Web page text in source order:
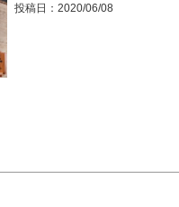
投稿日 2020/06/08